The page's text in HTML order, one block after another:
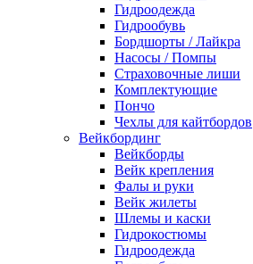
Гидроодежда
Гидрообувь
Бордшорты / Лайкра
Насосы / Помпы
Страховочные лиши
Комплектующие
Пончо
Чехлы для кайтбордов
Вейкбординг
Вейкборды
Вейк крепления
Фалы и руки
Вейк жилеты
Шлемы и каски
Гидрокостюмы
Гидроодежда